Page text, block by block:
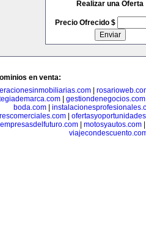
Realizar una Oferta
Precio Ofrecido $
en venta:
| gestiondenegocios.com
boda.com|
empresasdelfuturo.com| motosyautos.com